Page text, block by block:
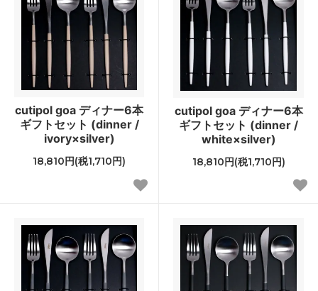
cutipol goa ディナー6本
ギフトセット (dinner /
ivory×silver)
18,810円(税1,710円)
cutipol goa ディナー6本
ギフトセット (dinner /
white×silver)
18,810円(税1,710円)